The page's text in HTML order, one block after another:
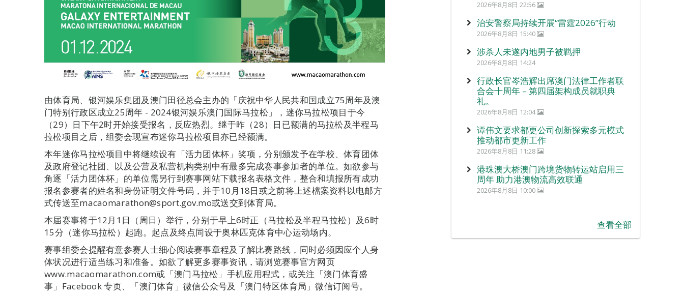
由体育局、银河娱乐集团及澳门田径总会主办的「庆祝中华人民共和国成立75周年及澳
门特别行政区成立25周年 - 2024银河娱乐澳门国际马拉松」，迷你马拉松项目于今
（29）日下午2时开始接受报名，反应热烈。继于昨（28）日已额满的马拉松及半程马
拉松项目之后，组委会现宣布迷你马拉松项目亦已经额满。
本年迷你马拉松项目中将继续设有「活力团体杯」奖项，分别颁发予在学校、体育团体
及政府登记社团、以及公营及私营机构类别中有最多完成赛事参加者的单位。如欲参与
角逐「活力团体杯」的单位需另行到赛事网站下载报名表格文件，整合和填报所有成功
报名参赛者的姓名和身份证明文件号码，并于10月18日或之前将上述檔案资料以电邮方
式传送至macaomarathon@sport.gov.mo或送交到体育局。
本届赛事将于12月1日（周日）举行，分别于早上6时正（马拉松及半程马拉松）及6时
15分（迷你马拉松）起跑。起点及终点同设于奥林匹克体育中心运动场内。
赛事组委会提醒有意参赛人士细心阅读赛事章程及了解比赛路线，同时必须因应个人身
体状况进行适当练习和准备。如欲了解更多赛事资讯，请浏览赛事官方网页
www.macaomarathon.com或「澳门马拉松」手机应用程式，或关注「澳门体育盛
事」Facebook 专页、「澳门体育」微信公众号及「澳门特区体育局」微信订阅号。
2026年8月8日 22:56
治安警察局持续开展“雷霆2026”行动
2026年8月8日 15:40
涉杀人未遂内地男子被羁押
2026年8月8日 14:24
行政长官岑浩辉出席澳门法律工作者联
合会十周年 – 第四届架构成员就职典
礼。
2026年8月8日 12:04
谭伟文要求都更公司创新探索多元模式
推动都市更新工作
2026年8月8日 11:28
港珠澳大桥澳门跨境货物转运站启用三
周年 助力港澳物流高效联通
2026年8月8日 10:00
查看全部